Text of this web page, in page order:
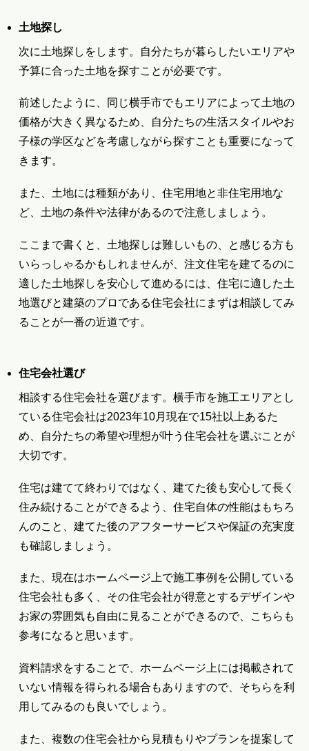
土地探し
次に土地探しをします。自分たちが暮らしたいエリアや
予算に合った土地を探すことが必要です。
前述したように、同じ横手市でもエリアによって土地の
価格が大きく異なるため、自分たちの生活スタイルやお
子様の学区などを考慮しながら探すことも重要になって
きます。
また、土地には種類があり、住宅用地と非住宅用地な
ど、土地の条件や法律があるので注意しましょう。
ここまで書くと、土地探しは難しいもの、と感じる方も
いらっしゃるかもしれませんが、注文住宅を建てるのに
適した土地探しを安心して進めるには、住宅に適した土
地選びと建築のプロである住宅会社にまずは相談してみ
ることが一番の近道です。
住宅会社選び
相談する住宅会社を選びます。横手市を施工エリアとし
ている住宅会社は2023年10月現在で15社以上あるた
め、自分たちの希望や理想が叶う住宅会社を選ぶことが
大切です。
住宅は建てて終わりではなく、建てた後も安心して長く
住み続けることができるよう、住宅自体の性能はもちろ
んのこと、建てた後のアフターサービスや保証の充実度
も確認しましょう。
また、現在はホームページ上で施工事例を公開している
住宅会社も多く、その住宅会社が得意とするデザインや
お家の雰囲気も自由に見ることができるので、こちらも
参考になると思います。
資料請求をすることで、ホームページ上には掲載されて
いない情報を得られる場合もありますので、そちらを利
用してみるのも良いでしょう。
また、複数の住宅会社から見積もりやプランを提案して